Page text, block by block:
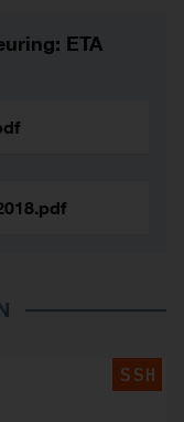
ETA
SSH